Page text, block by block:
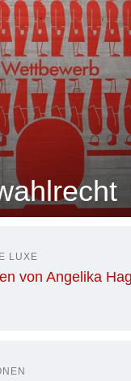
LUXE
von Angelika